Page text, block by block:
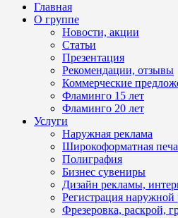
Главная
О группе
Новости, акции
Статьи
Презентация
Рекомендации, отзывы
Коммерческие
Фламинго 15 лет
Фламинго 20 лет
Услуги
Наружная реклама
Широкоформатная
Полиграфия
Бизнес сувениры
Дизайн рекламы,
Регистрация
Фрезеровка, раскрой,